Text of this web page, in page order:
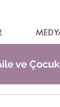
ve Çocuk